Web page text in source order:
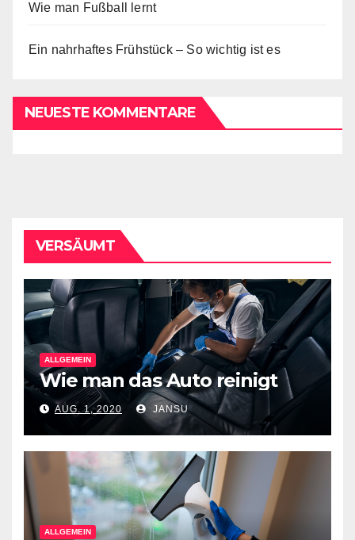
Wie man Fußball lernt
Ein nahrhaftes Frühstück – So wichtig ist es
NEUESTE KOMMENTARE
VERSÄUMT
ALLGEMEIN
Wie man das Auto reinigt
AUG. 1, 2020 JANSU
ALLGEMEIN